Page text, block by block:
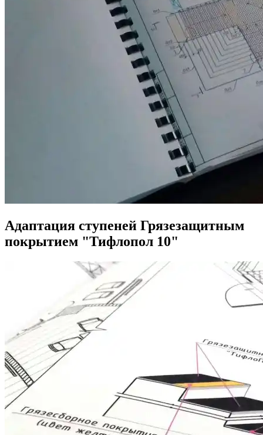
Адаптация ступеней Грязезащитным
покрытием "Тифлопол 10"